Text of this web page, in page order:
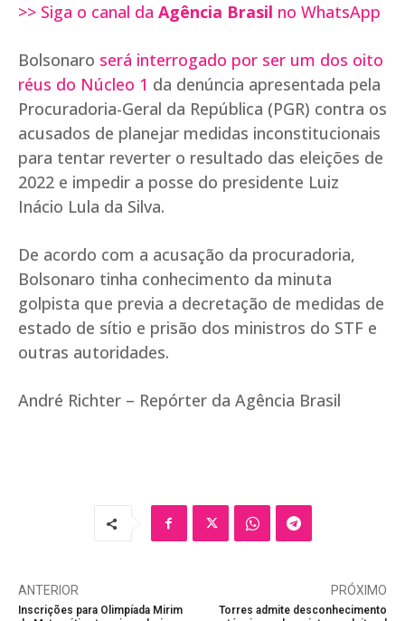
>> Siga o canal da Agência Brasil no WhatsApp
Bolsonaro será interrogado por ser um dos oito
réus do Núcleo 1 da denúncia apresentada pela
Procuradoria-Geral da República (PGR) contra os
acusados de planejar medidas inconstitucionais
para tentar reverter o resultado das eleições de
2022 e impedir a posse do presidente Luiz
Inácio Lula da Silva.
De acordo com a acusação da procuradoria,
Bolsonaro tinha conhecimento da minuta
golpista que previa a decretação de medidas de
estado de sítio e prisão dos ministros do STF e
outras autoridades.
André Richter – Repórter da Agência Brasil
ANTERIOR
Inscrições para Olimpíada Mirim
PRÓXIMO
Torres admite desconhecimento